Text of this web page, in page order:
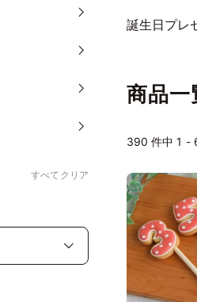
誕生日プレ
すべてクリア
商品一
390 件中 1 -